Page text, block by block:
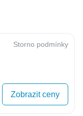
Storno podmínky
Zobrazit ceny